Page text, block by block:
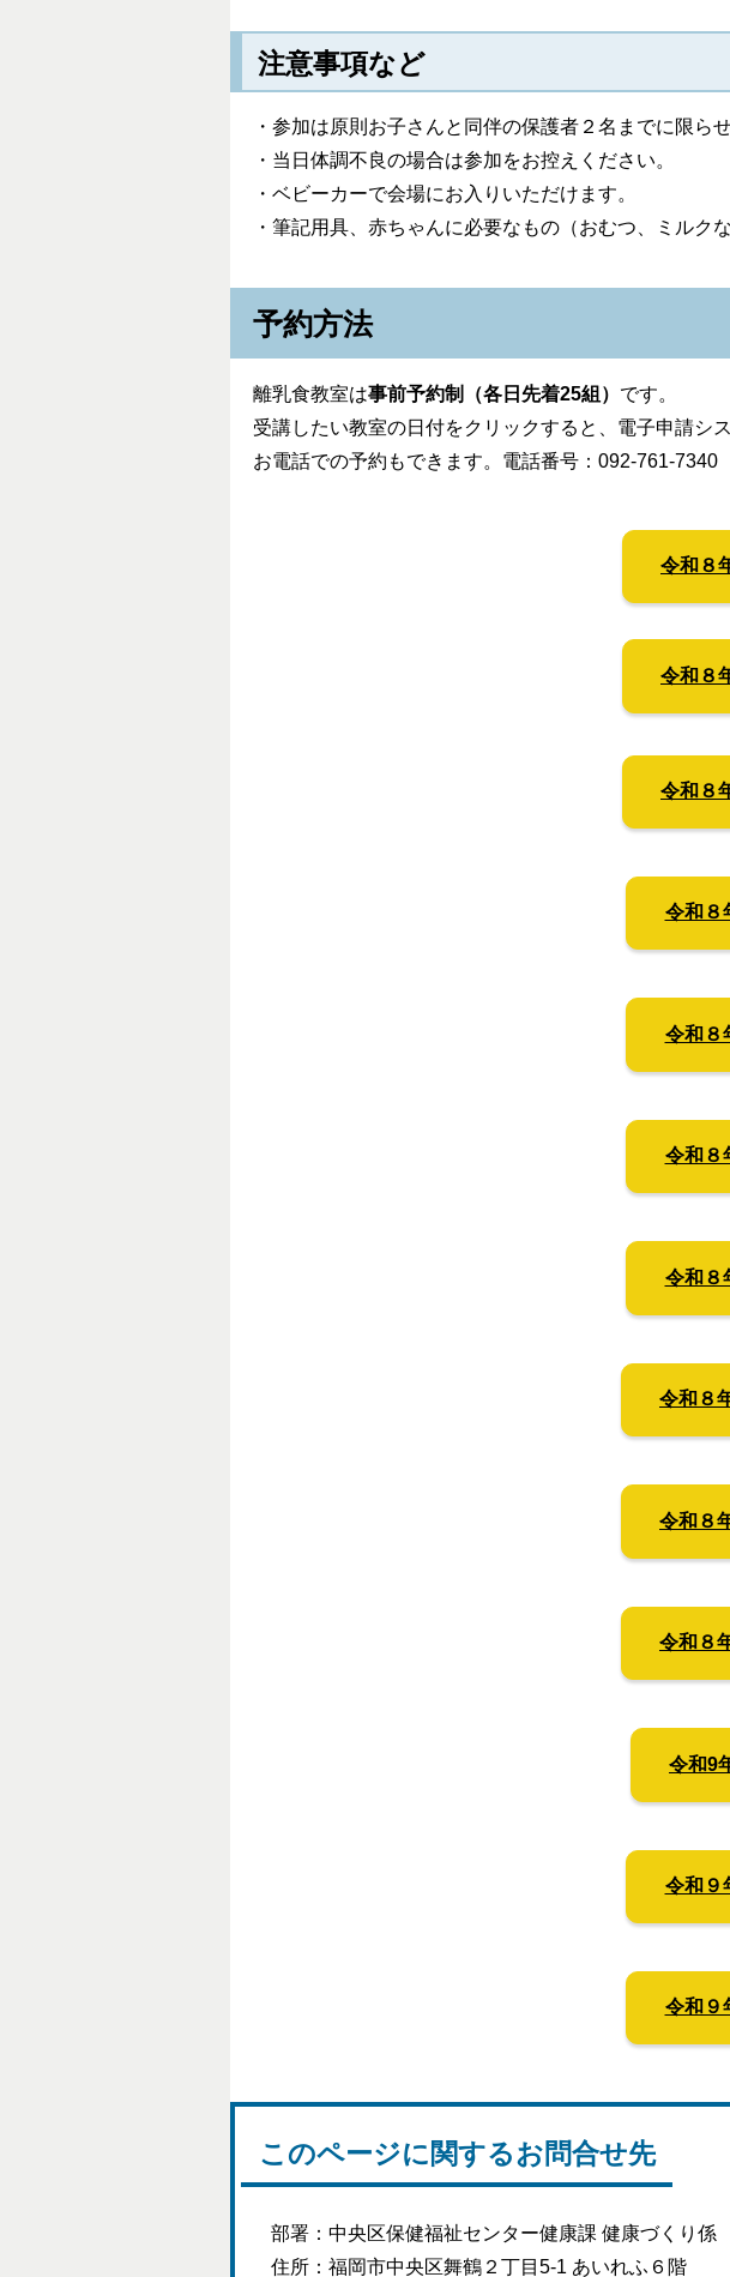
注意事項など
・参加は原則お子さんと同伴の保護者２名までに限ら
・当日体調不良の場合は参加をお控えください。
・ベビーカーで会場にお入りいただけます。
・筆記用具、赤ちゃんに必要なもの（おむつ、ミルク
予約方法
離乳食教室は事前予約制（各日先着25組） です。
受講したい教室の日付をクリックすると、電子申請シ
お電話での予約もできます。電話番号：092-761-7340
令和８
令和８
令和８
令和８
令和８
令和８
令和８
令和８
令和８
令和８
令和9
令和９
令和９
このページに関するお問合せ先
部署：中央区保健福祉センター健康課 健康づくり係
住所：福岡市中央区舞鶴２丁目5-1 あいれふ６階